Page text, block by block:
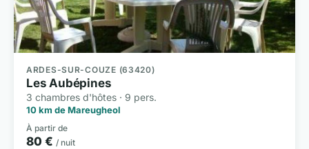
ARDES-SUR-COUZE (63420)
Les Aubépines
3 chambres d'hôtes · 9 pers.
10 km de Mareugheol
À partir de
80 € / nuit